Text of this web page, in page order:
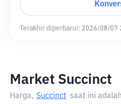
Terakhir diperbarui: 2026/08/07
Market Succinct
Harga, Succinct saat ini adalah